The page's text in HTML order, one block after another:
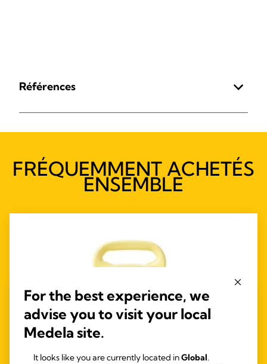
Références
FRÉQUEMMENT ACHETÉS
ENSEMBLE
For the best experience, we
advise you to visit your local
Medela site.
It looks like you are currently located inGlobal.